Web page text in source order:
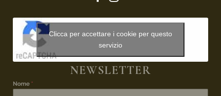
Clicca per accettare i cookie per questo
servizio
NEWSLETTER
Nome *